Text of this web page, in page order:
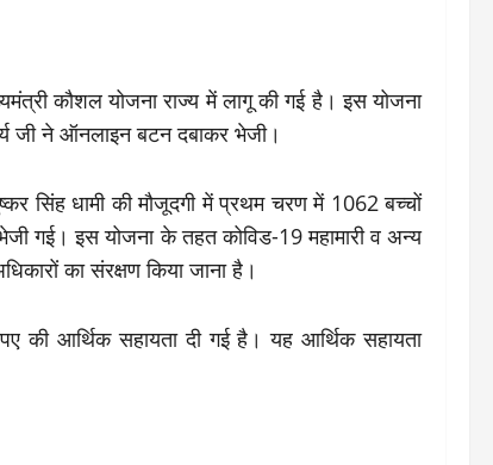
कौशल योजना राज्य में लागू की गई है। इस योजना
जी ने ऑनलाइन बटन दबाकर भेजी।
सिंह धामी की मौजूदगी में प्रथम चरण में 1062 बच्चों
गई। इस योजना के तहत कोविड-19 महामारी व अन्य
का संरक्षण किया जाना है।
की आर्थिक सहायता दी गई है। यह आर्थिक सहायता